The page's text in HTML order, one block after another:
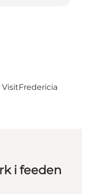
i feeden